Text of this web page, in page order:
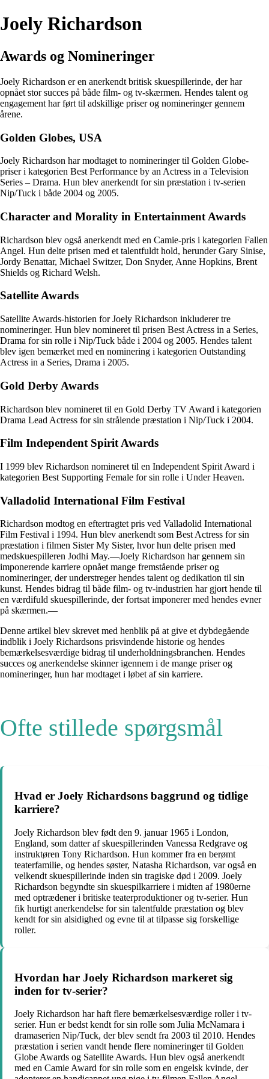
Joely Richardson
Awards og Nomineringer
Joely Richardson er en anerkendt britisk skuespillerinde, der har
opnået stor succes på både film- og tv-skærmen. Hendes talent og
engagement har ført til adskillige priser og nomineringer gennem
årene.
Golden Globes, USA
Joely Richardson har modtaget to nomineringer til Golden Globe-
priser i kategorien Best Performance by an Actress in a Television
Series – Drama. Hun blev anerkendt for sin præstation i tv-serien
Nip/Tuck i både 2004 og 2005.
Character and Morality in Entertainment Awards
Richardson blev også anerkendt med en Camie-pris i kategorien Fallen
Angel. Hun delte prisen med et talentfuldt hold, herunder Gary Sinise,
Jordy Benattar, Michael Switzer, Don Snyder, Anne Hopkins, Brent
Shields og Richard Welsh.
Satellite Awards
Satellite Awards-historien for Joely Richardson inkluderer tre
nomineringer. Hun blev nomineret til prisen Best Actress in a Series,
Drama for sin rolle i Nip/Tuck både i 2004 og 2005. Hendes talent
blev igen bemærket med en nominering i kategorien Outstanding
Actress in a Series, Drama i 2005.
Gold Derby Awards
Richardson blev nomineret til en Gold Derby TV Award i kategorien
Drama Lead Actress for sin strålende præstation i Nip/Tuck i 2004.
Film Independent Spirit Awards
I 1999 blev Richardson nomineret til en Independent Spirit Award i
kategorien Best Supporting Female for sin rolle i Under Heaven.
Valladolid International Film Festival
Richardson modtog en eftertragtet pris ved Valladolid International
Film Festival i 1994. Hun blev anerkendt som Best Actress for sin
præstation i filmen Sister My Sister, hvor hun delte prisen med
medskuespilleren Jodhi May.—Joely Richardson har gennem sin
imponerende karriere opnået mange fremstående priser og
nomineringer, der understreger hendes talent og dedikation til sin
kunst. Hendes bidrag til både film- og tv-industrien har gjort hende til
en værdifuld skuespillerinde, der fortsat imponerer med hendes evner
på skærmen.—
Denne artikel blev skrevet med henblik på at give et dybdegående
indblik i Joely Richardsons prisvindende historie og hendes
bemærkelsesværdige bidrag til underholdningsbranchen. Hendes
succes og anerkendelse skinner igennem i de mange priser og
nomineringer, hun har modtaget i løbet af sin karriere.
Ofte stillede spørgsmål
Hvad er Joely Richardsons baggrund og tidlige
karriere?
Joely Richardson blev født den 9. januar 1965 i London,
England, som datter af skuespillerinden Vanessa Redgrave og
instruktøren Tony Richardson. Hun kommer fra en berømt
teaterfamilie, og hendes søster, Natasha Richardson, var også en
velkendt skuespillerinde inden sin tragiske død i 2009. Joely
Richardson begyndte sin skuespilkarriere i midten af 1980erne
med optrædener i britiske teaterproduktioner og tv-serier. Hun
fik hurtigt anerkendelse for sin talentfulde præstation og blev
kendt for sin alsidighed og evne til at tilpasse sig forskellige
roller.
Hvordan har Joely Richardson markeret sig
inden for tv-serier?
Joely Richardson har haft flere bemærkelsesværdige roller i tv-
serier. Hun er bedst kendt for sin rolle som Julia McNamara i
dramaserien Nip/Tuck, der blev sendt fra 2003 til 2010. Hendes
præstation i serien vandt hende flere nomineringer til Golden
Globe Awards og Satellite Awards. Hun blev også anerkendt
med en Camie Award for sin rolle som en engelsk kvinde, der